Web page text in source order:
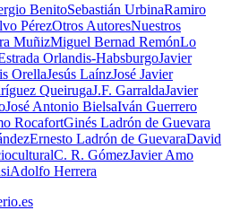
BenitoSebastián UrbinaRamiro
PérezOtros AutoresNuestros
MuñizMiguel Bernad RemónLo
Orlandis-HabsburgoJavier
OrellaJesús LaínzJosé Javier
QueirugaJ.F. GarraldaJavier
José Antonio BielsaIván Guerrero
RocafortGinés Ladrón de Guevara
Ernesto Ladrón de GuevaraDavid
C. R. GómezJavier Amo
Adolfo Herrera